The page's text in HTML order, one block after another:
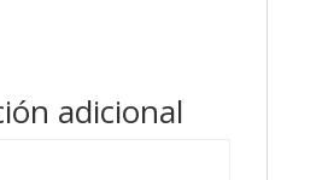
adicional